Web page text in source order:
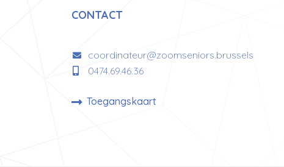
CONTACT
coordinateur@zoomseniors.brussels
0474.69.46.36
Toegangskaart